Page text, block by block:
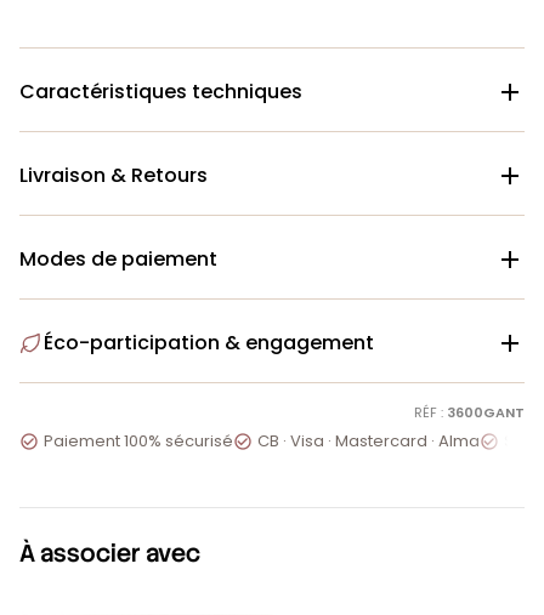
Caractéristiques techniques 
Livraison & Retours 
Modes de paiement 
Éco-participation & engagement 
RÉF : 3600GANT
 Paiement 100% sécurisé CB · Visa · Mastercard · Alma
À associer avec